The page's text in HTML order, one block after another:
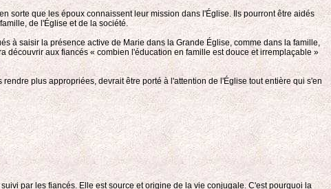
sorte que les époux connaissent leur mission dans l'Église. Ils pourront être aidés
de l'Église et de la société.
à saisir la présence active de Marie dans la Grande Église, comme dans la famille,
découvrir aux fiancés « combien l'éducation en famille est douce et irremplaçable »
plus appropriées, devrait être porté à l'attention de l'Église tout entière qui s'en
par les fiancés. Elle est source et origine de la vie conjugale. C'est pourquoi la